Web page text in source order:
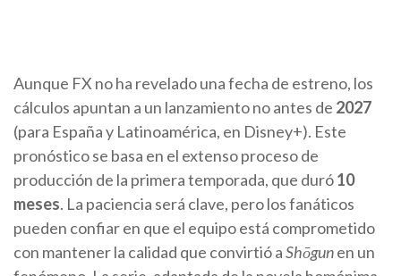
Aunque FX no ha revelado una fecha de estreno, los
cálculos apuntan a un lanzamiento no antes de 2027
(para España y Latinoamérica, en Disney+). Este
pronóstico se basa en el extenso proceso de
producción de la primera temporada, que duró10
meses. La paciencia será clave, pero los fanáticos
pueden confiar en que el equipo está comprometido
con mantener la calidad que convirtió aShōgunen un